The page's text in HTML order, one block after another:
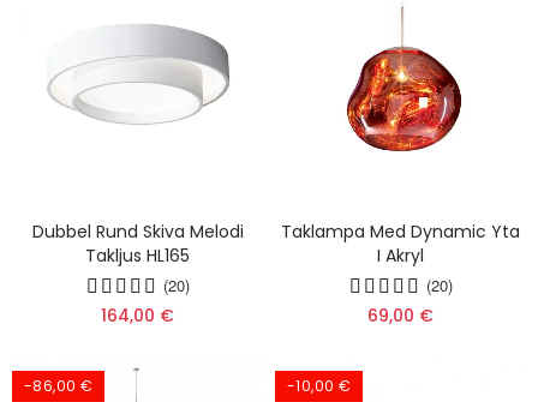
Dubbel Rund Skiva Melodi
Takljus HL165
(20)
164,00 €
Taklampa Med Dynamic Yta
I Akryl
(20)
69,00 €
-86,00 € -10,00 €